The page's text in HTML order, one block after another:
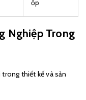
ốp
Nghiệp Trong
trong thiết kế và sản